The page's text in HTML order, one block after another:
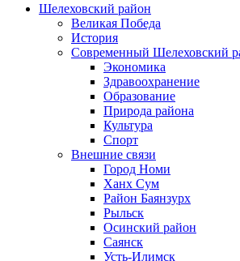
Шелеховский район
Великая Победа
История
Современный Шелеховский
Экономика
Здравоохранение
Образование
Природа района
Культура
Спорт
Внешние связи
Город Номи
Ханх Сум
Район Баянзурх
Рыльск
Осинский район
Саянск
Усть-Илимск